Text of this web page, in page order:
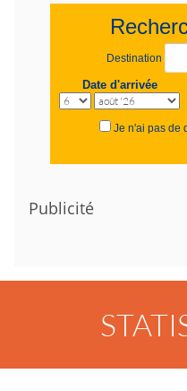
Destination
Date d'arrivée
Je n'ai pas de
Publicité